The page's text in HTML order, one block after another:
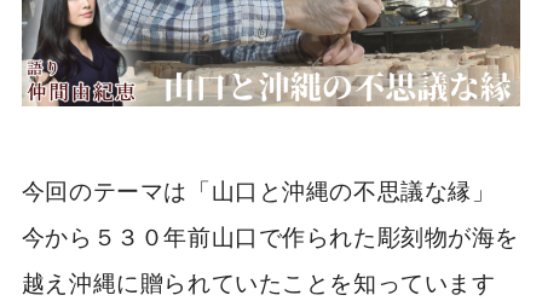
今回のテーマは「山口と沖縄の不思議な縁」
今から５３０年前山口で作られた彫刻物が海を
越え沖縄に贈られていたことを知っています